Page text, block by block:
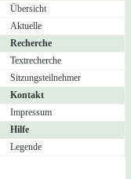
Übersicht
Aktuelle
Recherche
Textrecherche
Sitzungsteilnehmer
Kontakt
Impressum
Hilfe
Legende